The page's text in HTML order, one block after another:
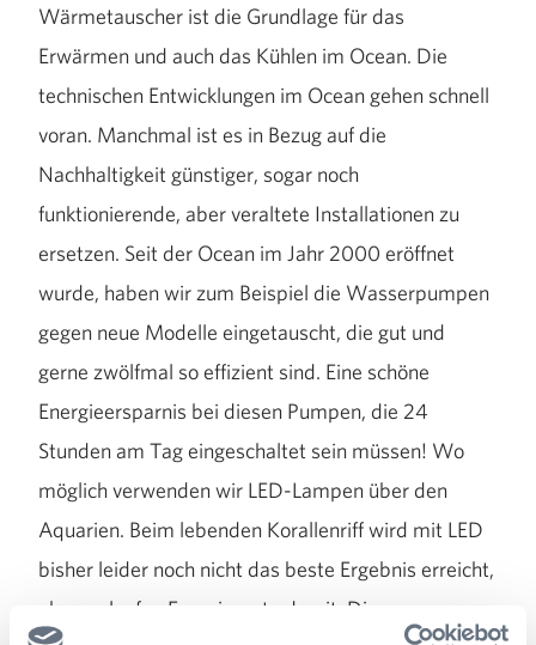
Wärmetauscher ist die Grundlage für das
Erwärmen und auch das Kühlen im Ocean. Die
technischen Entwicklungen im Ocean gehen schnell
voran. Manchmal ist es in Bezug auf die
Nachhaltigkeit günstiger, sogar noch
funktionierende, aber veraltete Installationen zu
ersetzen. Seit der Ocean im Jahr 2000 eröffnet
wurde, haben wir zum Beispiel die Wasserpumpen
gegen neue Modelle eingetauscht, die gut und
gerne zwölfmal so effizient sind. Eine schöne
Energieersparnis bei diesen Pumpen, die 24
Stunden am Tag eingeschaltet sein müssen! Wo
möglich verwenden wir LED-Lampen über den
Aquarien. Beim lebenden Korallenriff wird mit LED
bisher leider noch nicht das beste Ergebnis erreicht,
aber es laufen Experimente damit. Die